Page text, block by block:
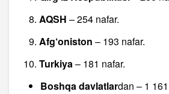
AQSH – 254 nafar.
Afg‘oniston – 193 nafar.
Turkiya– 181 nafar.
Boshqa davlatlardan – 1